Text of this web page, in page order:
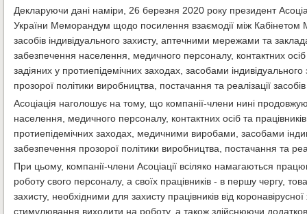
Декларуючи дані наміри, 26 березня 2020 року президент
України Меморандум щодо посилення взаємодії між Кабінетом
засобів індивідуального захисту, аптечними мережами та
забезпечення населення, медичного персоналу, контактних осіб
задіяних у протиепідемічних заходах, засобами
прозорої політики виробництва, постачання та реалізації
Асоціація наголошує на тому, що компанії-члени нині
населення, медичного персоналу, контактних осіб та
протиепідемічних заходах, медичними виробами, засобами
забезпечення прозорої політики виробництва, постачання та
При цьому, компанії-члени Асоціації всіляко намагаються
роботу свого персоналу, а своїх працівників - в першу чергу,
захисту, необхідними для захисту працівників від
стимулювання виходити на роботу, а також здійснюючи